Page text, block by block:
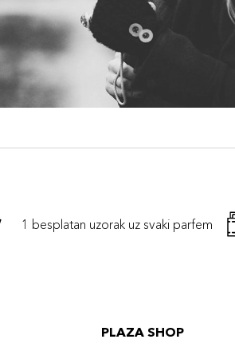
1 besplatan uzorak uz svaki parfem
PLAZA SHOP